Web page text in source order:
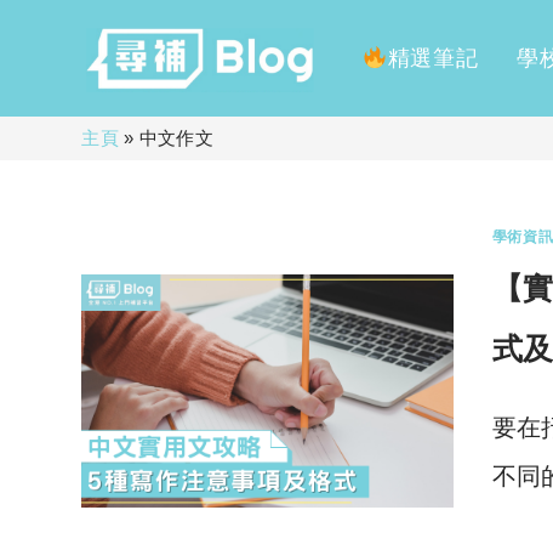
精選筆記 學
主頁» 中文作文
學術資訊
【
式
要在
不同